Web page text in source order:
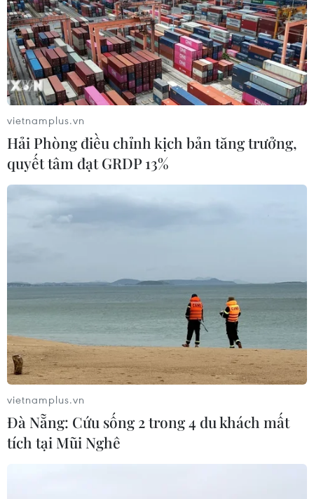
TIN CÙNG CHUYÊN MỤC
vietnamplus.vn
Hải Phòng điều chỉnh kịch bản tăng trưởng,
quyết tâm đạt GRDP 13%
vietnamplus.vn
Đà Nẵng: Cứu sống 2 trong 4 du khách mất
tích tại Mũi Nghê